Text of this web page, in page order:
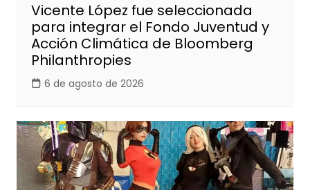
Vicente López fue seleccionada
para integrar el Fondo Juventud y
Acción Climática de Bloomberg
Philanthropies
6 de agosto de 2026